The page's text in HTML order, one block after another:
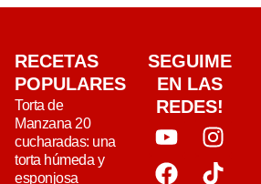
RECETAS
POPULARES
Torta de
Manzana 20
cucharadas: una
torta húmeda y
esponjosa
SEGUIME
EN LAS
REDES!